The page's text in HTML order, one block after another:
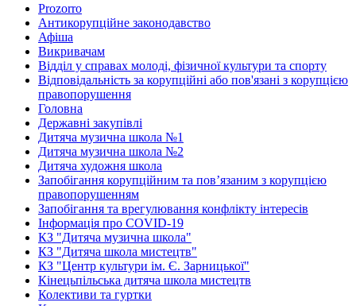
Prozorro
Антикорупційне законодавство
Афіша
Викривачам
Відділ у справах молоді, фізичної культури та спорту
Відповідальність за корупційні або пов'язані з корупцією
правопорушення
Головна
Державні закупівлі
Дитяча музична школа №1
Дитяча музична школа №2
Дитяча художня школа
Запобігання корупційним та пов’язаним з корупцією
правопорушенням
Запобігання та врегулювання конфлікту інтересів
Інформація про COVID-19
КЗ "Дитяча музична школа"
КЗ "Дитяча школа мистецтв"
КЗ "Центр культури ім. Є. Зарницької"
Кінецьпільська дитяча школа мистецтв
Колективи та гуртки